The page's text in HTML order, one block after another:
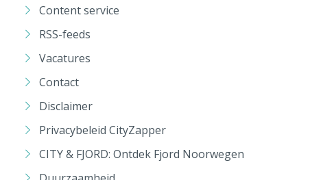
Content service
RSS-feeds
Vacatures
Contact
Disclaimer
Privacybeleid CityZapper
CITY & FJORD: Ontdek Fjord Noorwegen